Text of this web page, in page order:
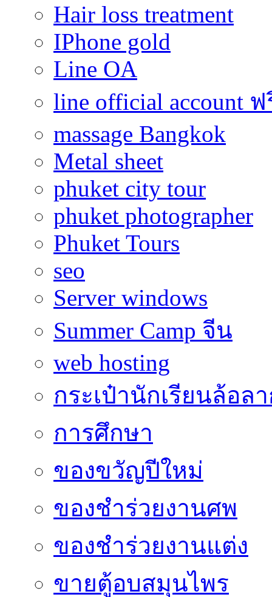
Hair loss treatment
IPhone gold
Line OA
line official account
massage Bangkok
Metal sheet
phuket city tour
phuket photographer
Phuket Tours
seo
Server windows
Summer Camp จีน
web hosting
กระเป๋านักเรียนล้อล
การศึกษา
ของขวัญปีใหม่
ของชำร่วยงานศพ
ของชำร่วยงานแต่ง
ขายตู้อบสมุนไพร